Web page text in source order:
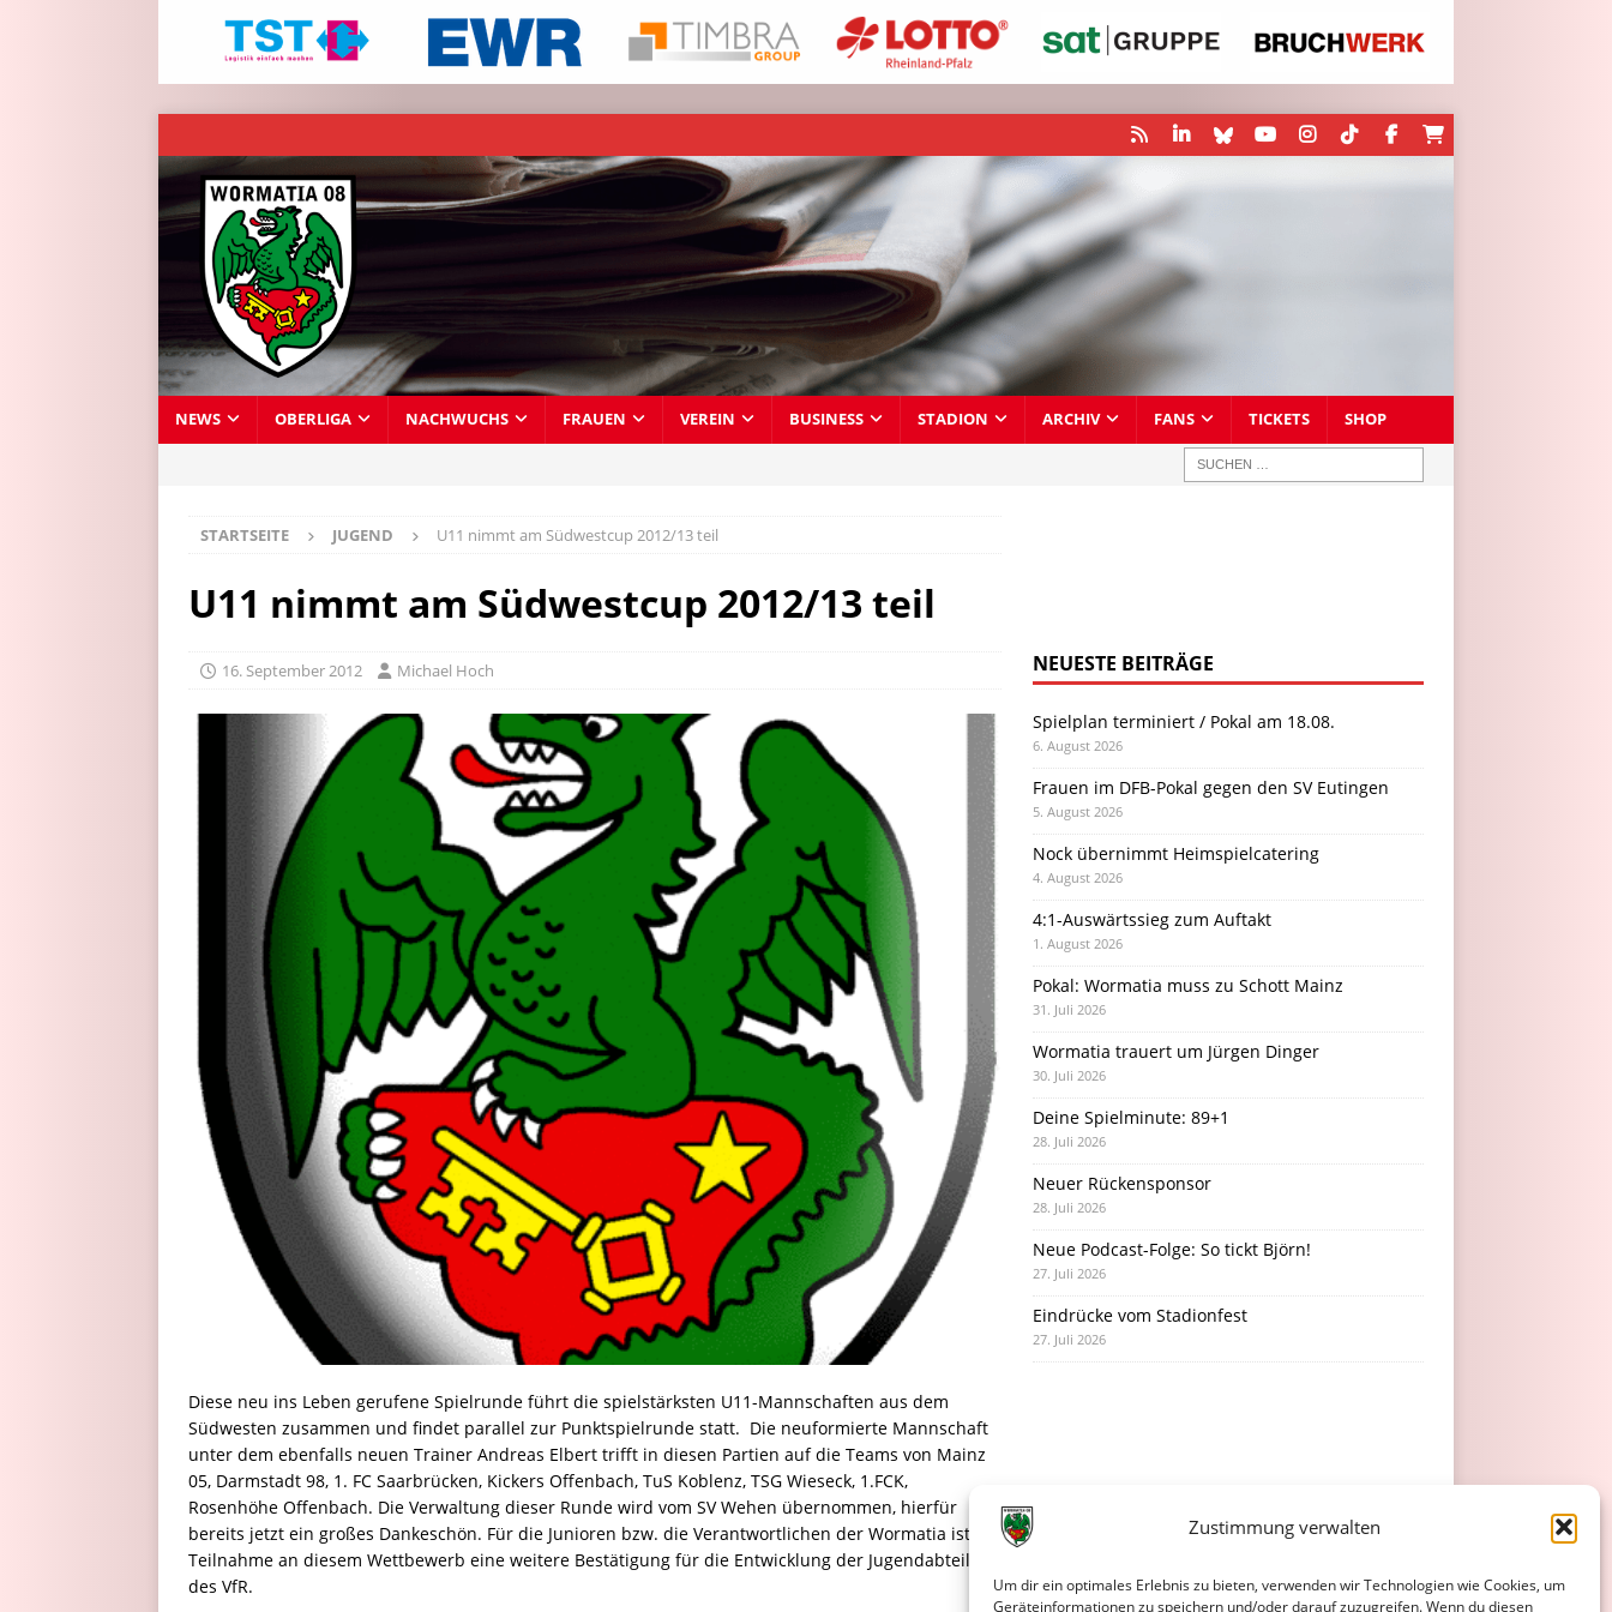
Zustimmung verwalten
Um dir ein optimales Erlebnis zu bieten, verwenden wir Technologien wie Cookies, um
Geräteinformationen zu speichern und/oder darauf zuzugreifen. Wenn du diesen
NEWS OBERLIGA NACHWUCHS FRAUEN VEREIN BUSINESS STADION ARCHIV FANS TICKETS SHOP
STARTSEITE JUGEND U11 nimmt am Südwestcup 2012/13 teil
U11 nimmt am Südwestcup 2012/13 teil
16. September 2012 Michael Hoch
Diese neu ins Leben gerufene Spielrunde führt die spielstärksten U11-Mannschaften aus dem
Südwesten zusammen und findet parallel zur Punktspielrunde statt. Die neuformierte Mannschaft
unter dem ebenfalls neuen Trainer Andreas Elbert trifft in diesen Partien auf die Teams von Mainz
05, Darmstadt 98, 1. FC Saarbrücken, Kickers Offenbach, TuS Koblenz, TSG Wieseck, 1.FCK,
Rosenhöhe Offenbach. Die Verwaltung dieser Runde wird vom SV Wehen übernommen, hierfür
bereits jetzt ein großes Dankeschön. Für die Junioren bzw. die Verantwortlichen der Wormatia ist die
Teilnahme an diesem Wettbewerb eine weitere Bestätigung für die Entwicklung der Jugendabteilung
des VfR.
NEUESTE BEITRÄGE
Spielplan terminiert / Pokal am 18.08.
6. August 2026
Frauen im DFB-Pokal gegen den SV Eutingen
5. August 2026
Nock übernimmt Heimspielcatering
4. August 2026
4:1-Auswärtssieg zum Auftakt
1. August 2026
Pokal: Wormatia muss zu Schott Mainz
31. Juli 2026
Wormatia trauert um Jürgen Dinger
30. Juli 2026
Deine Spielminute: 89+1
28. Juli 2026
Neuer Rückensponsor
28. Juli 2026
Neue Podcast-Folge: So tickt Björn!
27. Juli 2026
Eindrücke vom Stadionfest
27. Juli 2026